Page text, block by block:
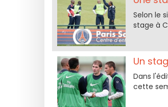
Selon le
stage à
Un
Dans
cette